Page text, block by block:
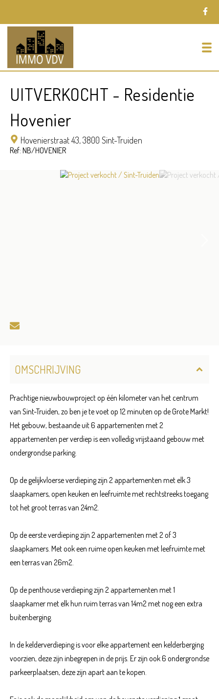
UITVERKOCHT - Residentie
Hovenier
Hovenierstraat 43,3800 Sint-Truiden
Ref: NB/HOVENIER
OMSCHRIJVING
Prachtige nieuwbouwproject op één kilometer van het centrum
van Sint-Truiden, zo ben je te voet op 12 minuten op de Grote Markt!
Het gebouw, bestaande uit 6 appartementen met 2
appartementen per verdiep is een volledig vrijstaand gebouw met
ondergrondse parking.
Op de gelijkvloerse verdieping zijn 2 appartementen met elk 3
slaapkamers, open keuken en leefruimte met rechtstreeks toegang
tot het groot terras van 24m2.
Op de eerste verdieping zijn 2 appartementen met 2 of 3
slaapkamers. Met ook een ruime open keuken met leefruimte met
een terras van 26m2.
Op de penthouse verdieping zijn 2 appartementen met 1
slaapkamer met elk hun ruim terras van 14m2 met nog een extra
buitenberging.
In de kelderverdieping is voor elke appartement een kelderberging
voorzien, deze zijn inbegrepen in de prijs. Er zijn ook 6 ondergrondse
parkeerplaatsen, deze zijn apart aan te kopen.